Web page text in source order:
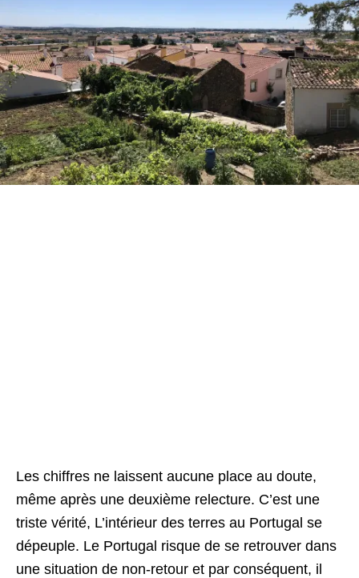
Les chiffres ne laissent aucune place au doute,
même après une deuxième relecture. C’est une
triste vérité, L’intérieur des terres au Portugal se
dépeuple. Le Portugal risque de se retrouver dans
une situation de non-retour et par conséquent, il